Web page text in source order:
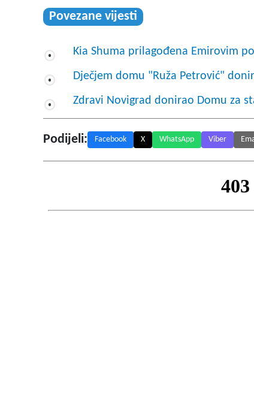
Povezane vijesti
Kia Shuma prilagođena Emirovim
Dječjem domu "Ruža Petrović"
Zdravi Novigrad donirao Domu za
Podijeli: Facebook X WhatsApp Viber